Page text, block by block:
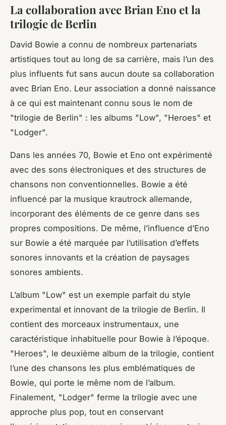
La collaboration avec Brian Eno et la
trilogie de Berlin
David Bowie a connu de nombreux partenariats
artistiques tout au long de sa carrière, mais l’un des
plus influents fut sans aucun doute sa collaboration
avec Brian Eno. Leur association a donné naissance
à ce qui est maintenant connu sous le nom de
"trilogie de Berlin" : les albums "Low", "Heroes" et
"Lodger".
Dans les années 70, Bowie et Eno ont expérimenté
avec des sons électroniques et des structures de
chansons non conventionnelles. Bowie a été
influencé par la musique krautrock allemande,
incorporant des éléments de ce genre dans ses
propres compositions. De même, l’influence d’Eno
sur Bowie a été marquée par l’utilisation d’effets
sonores innovants et la création de paysages
sonores ambients.
L’album "Low" est un exemple parfait du style
experimental et innovant de la trilogie de Berlin. Il
contient des morceaux instrumentaux, une
caractéristique inhabituelle pour Bowie à l’époque.
"Heroes", le deuxième album de la trilogie, contient
l’une des chansons les plus emblématiques de
Bowie, qui porte le même nom de l’album.
Finalement, "Lodger" ferme la trilogie avec une
approche plus pop, tout en conservant